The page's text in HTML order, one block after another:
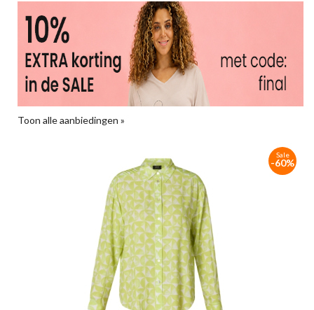
Toon alle aanbiedingen »
Sale
-60%